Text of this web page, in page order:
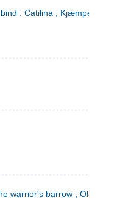
: Catilina ; Kjæmpehøien ;
warrior's barrow ; Olaf Liljekrans